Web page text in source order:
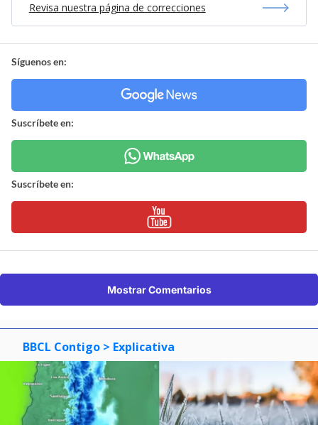
Revisa nuestra página de correcciones
Síguenos en:
Suscríbete en:
Suscríbete en:
Mostrar Comentarios
BBCL Contigo > Explicativa